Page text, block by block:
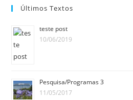
Últimos Textos
teste post
10/06/2019
Pesquisa/Programas 3
11/05/2017